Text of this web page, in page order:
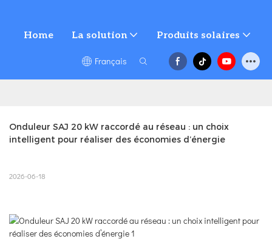
Home La solution Produits solaires
Français
Onduleur SAJ 20 kW raccordé au réseau : un choix
intelligent pour réaliser des économies d’énergie
2026-06-18